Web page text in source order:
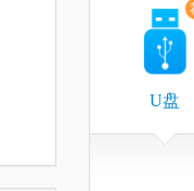
U盘